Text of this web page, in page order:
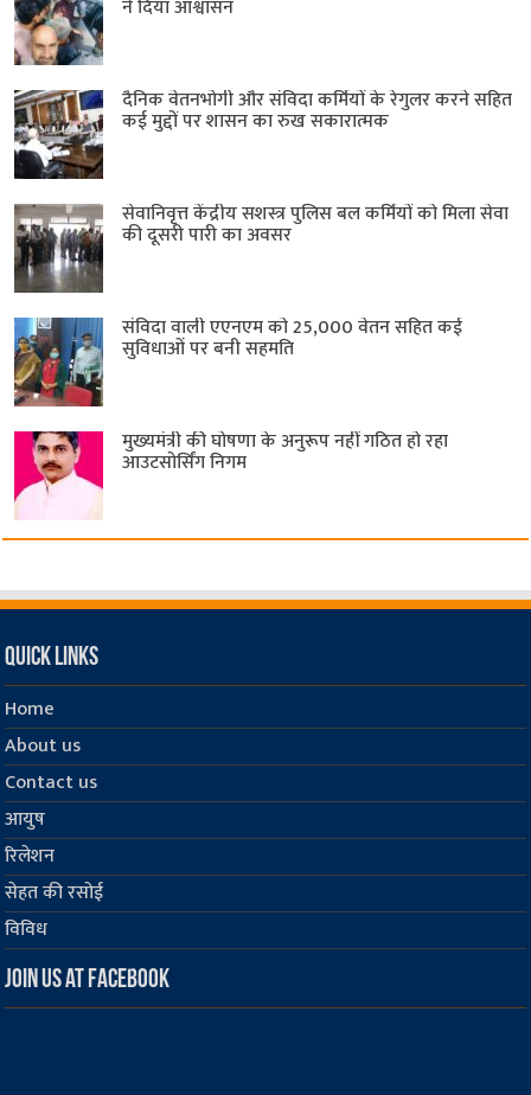
ने दिया आश्वासन
दैनिक वेतनभोगी और संविदा कर्मियों के रेगुलर करने सहित
कई मुद्दों पर शासन का रुख सकारात्मक
सेवानिवृत्त केंद्रीय सशस्त्र पुलिस बल ​कर्मियों को मिला सेवा
की दूसरी पारी का अवसर
संविदा वाली एएनएम को 25,000 वेतन सहित कई
सुविधाओं पर बनी सहमति
मुख्यमंत्री की घोषणा के अनुरूप नहीं गठित हो रहा
आउटसोर्सिंग निगम
Quick Links
Home
About us
Contact us
आयुष
रिलेशन
सेहत की रसोई
विविध
Join us at Facebook